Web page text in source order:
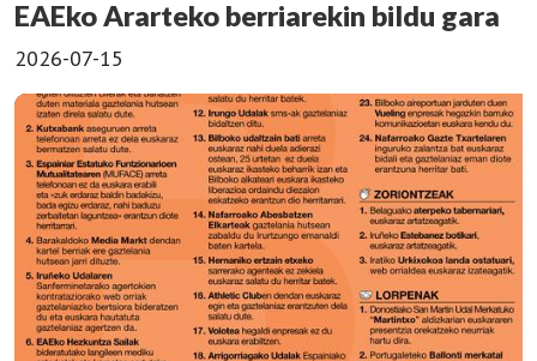
EAEko Ararteko berriarekin bildu gara
2026-07-15